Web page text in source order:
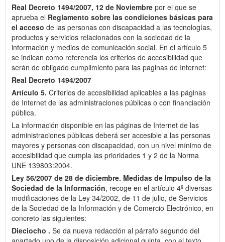
Real Decreto 1494/2007, 12 de Noviembre por el que se
aprueba el Reglamento sobre las condiciones básicas para
el acceso de las personas con discapacidad a las tecnologías,
productos y servicios relacionados con la sociedad de la
información y medios de comunicación social. En el artículo 5
se indican como referencia los criterios de accesibilidad que
serán de obligado cumplimiento para las paginas de Internet:
Real Decreto 1494/2007
Artículo 5. Criterios de accesibilidad aplicables a las páginas
de Internet de las administraciones públicas o con financiación
pública.
La información disponible en las páginas de Internet de las
administraciones públicas deberá ser accesible a las personas
mayores y personas con discapacidad, con un nivel mínimo de
accesibilidad que cumpla las prioridades 1 y 2 de la Norma
UNE 139803:2004.
Ley 56/2007 de 28 de diciembre. Medidas de Impulso de la
Sociedad de la Información, recoge en el artículo 4º diversas
modificaciones de la Ley 34/2002, de 11 de julio, de Servicios
de la Sociedad de la Información y de Comercio Electrónico, en
concreto las siguientes:
Dieciocho . Se da nueva redacción al párrafo segundo del